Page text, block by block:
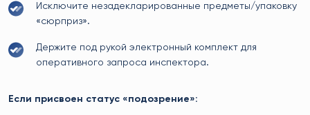
Исключите незадекларированные предметы/упаковку
«сюрприз».
Держите под рукой электронный комплект для
оперативного запроса инспектора.
Если присвоен статус «подозрение»: